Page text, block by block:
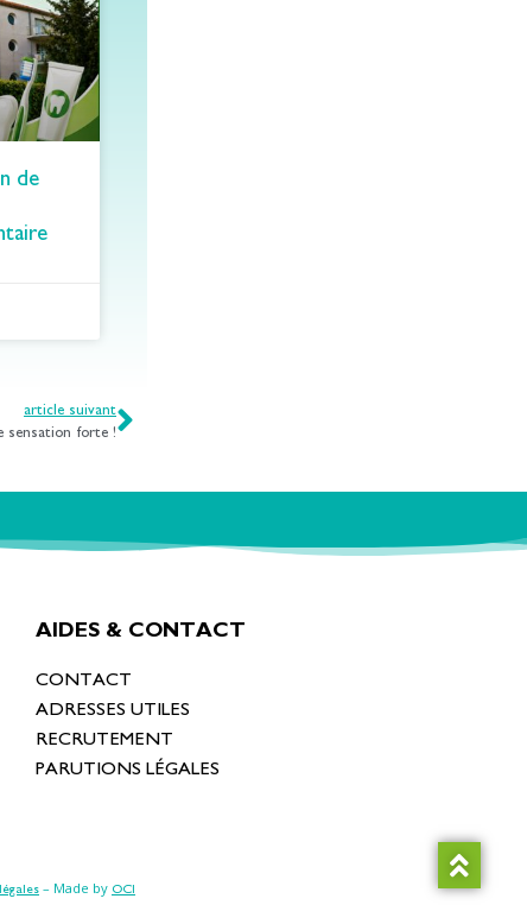
de
article suivant
sensation forte !
AIDES & CONTACT
CONTACT
ADRESSES UTILES
RECRUTEMENT
PARUTIONS LÉGALES
– Made by OCI